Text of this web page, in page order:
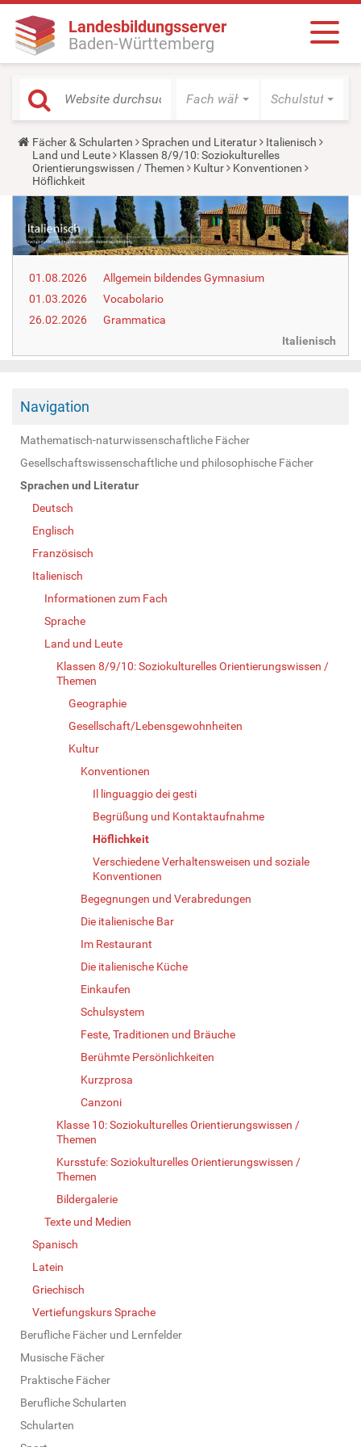
Landesbildungsserver
Baden-Württemberg
Fach wählen Schulstufe
Y
o
u
a
r
e
h
e
r
e
Fächer & Schularten Sprachen und Literatur
Italienisch
Land und Leute
Klassen 8/9/10: Soziokulturelles
Orientierungswissen / Themen
Kultur
Konventionen
Höflichkeit
01.08.2026
Allgemein bildendes Gymnasium
01.03.2026
Vocabolario
26.02.2026
Grammatica
Italienisch
Navigation
Mathematisch-naturwissenschaftliche Fächer
Gesellschaftswissenschaftliche und philosophische Fächer
Sprachen und Literatur
Deutsch
Englisch
Französisch
Italienisch
Informationen zum Fach
Sprache
Land und Leute
Klassen 8/9/10: Soziokulturelles Orientierungswissen /
Themen
Geographie
Gesellschaft/Lebensgewohnheiten
Kultur
Konventionen
Il linguaggio dei gesti
Begrüßung und Kontaktaufnahme
Höflichkeit
Verschiedene Verhaltensweisen und soziale
Konventionen
Begegnungen und Verabredungen
Die italienische Bar
Im Restaurant
Die italienische Küche
Einkaufen
Schulsystem
Feste, Traditionen und Bräuche
Berühmte Persönlichkeiten
Kurzprosa
Canzoni
Klasse 10: Soziokulturelles Orientierungswissen /
Themen
Kursstufe: Soziokulturelles Orientierungswissen /
Themen
Bildergalerie
Texte und Medien
Spanisch
Latein
Griechisch
Vertiefungskurs Sprache
Berufliche Fächer und Lernfelder
Musische Fächer
Praktische Fächer
Berufliche Schularten
Schularten